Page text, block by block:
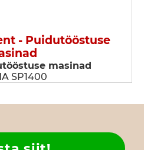
- Puidutööstuse
masinad
SP1400